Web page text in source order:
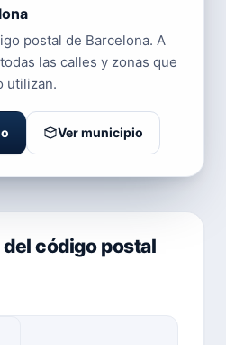
postal de Barcelona. A
las calles y zonas que
utilizan.
Ver municipio
código postal